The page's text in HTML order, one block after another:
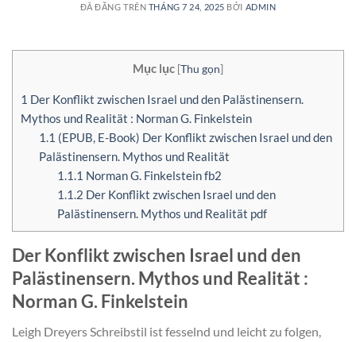
ĐÃ ĐĂNG TRÊN THÁNG 7 24, 2025 BỞI ADMIN
Mục lục [Thu gọn]
1 Der Konflikt zwischen Israel und den Palästinensern.
Mythos und Realität : Norman G. Finkelstein
1.1 (EPUB, E-Book) Der Konflikt zwischen Israel und den
Palästinensern. Mythos und Realität
1.1.1 Norman G. Finkelstein fb2
1.1.2 Der Konflikt zwischen Israel und den
Palästinensern. Mythos und Realität pdf
Der Konflikt zwischen Israel und den
Palästinensern. Mythos und Realität :
Norman G. Finkelstein
Leigh Dreyers Schreibstil ist fesselnd und leicht zu folgen,